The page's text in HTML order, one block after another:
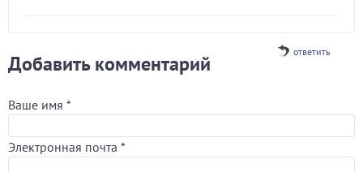
ответить
Добавить комментарий
Ваше имя *
Электронная почта *